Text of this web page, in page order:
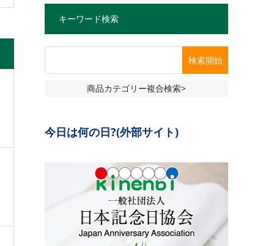
キーワード検索
商品カテゴリー複合検索>
今日は何の日?(外部サイト)